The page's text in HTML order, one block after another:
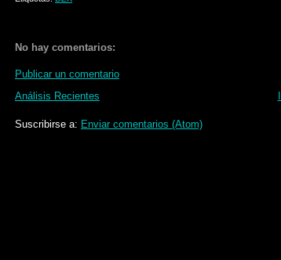
No hay comentarios:
Publicar un comentario
Análisis Recientes
Suscribirse a: Enviar comentarios (Atom)